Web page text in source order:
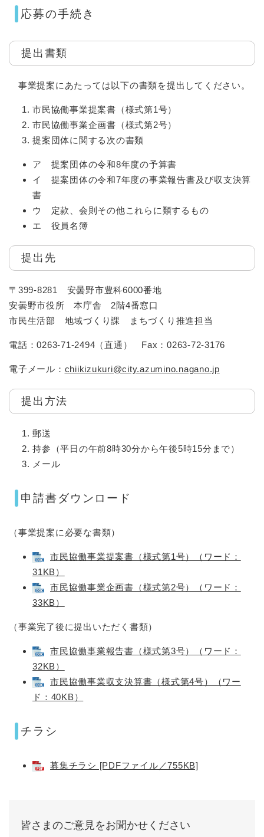
応募の手続き
提出書類
事業提案にあたっては以下の書類を提出してください。
市民協働事業提案書（様式第1号）
市民協働事業企画書（様式第2号）
提案団体に関する次の書類
ア 提案団体の令和8年度の予算書
イ 提案団体の令和7年度の事業報告書及び収支決算
書
ウ 定款、会則その他これらに類するもの
エ 役員名簿
提出先
〒399-8281 安曇野市豊科6000番地
安曇野市役所 本庁舎 2階4番窓口
市民生活部 地域づくり課 まちづくり推進担当
電話：0263-71-2494（直通） Fax：0263-72-3176
電子メール： chiikizukuri@city.azumino.nagano.jp
提出方法
郵送
持参（平日の午前8時30分から午後5時15分まで）
メール
申請書ダウンロード
（事業提案に必要な書類）
市民協働事業提案書（様式第1号）（ワード：
31KB）
市民協働事業企画書（様式第2号）（ワード：
33KB）
（事業完了後に提出いただく書類）
市民協働事業報告書（様式第3号）（ワード：
32KB）
市民協働事業収支決算書（様式第4号）（ワー
ド：40KB）
チラシ
募集チラシ [PDFファイル／755KB]
皆さまのご意見をお聞かせください